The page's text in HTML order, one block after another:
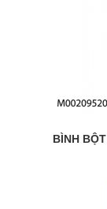
BÌNH